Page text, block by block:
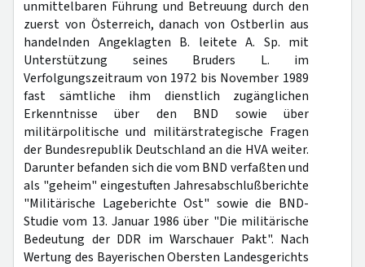
unmittelbaren Führung und Betreuung durch den
zuerst von Österreich, danach von Ostberlin aus
handelnden Angeklagten B. leitete A. Sp. mit
Unterstützung seines Bruders L. im
Verfolgungszeitraum von 1972 bis November 1989
fast sämtliche ihm dienstlich zugänglichen
Erkenntnisse über den BND sowie über
militärpolitische und militärstrategische Fragen
der Bundesrepublik Deutschland an die HVA weiter.
Darunter befanden sich die vom BND verfaßten und
als "geheim" eingestuften Jahresabschlußberichte
"Militärische Lageberichte Ost" sowie die BND-
Studie vom 13. Januar 1986 über "Die militärische
Bedeutung der DDR im Warschauer Pakt". Nach
Wertung des Bayerischen Obersten Landesgerichts